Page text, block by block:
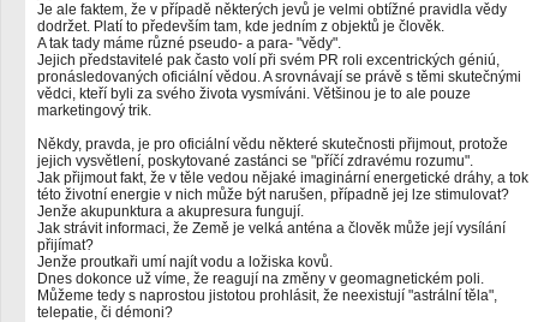
Je ale faktem, že v případě některých jevů je velmi obtížné pravidla vědy
dodržet. Platí to především tam, kde jedním z objektů je člověk.
A tak tady máme různé pseudo- a para- "vědy".
Jejich představitelé pak často volí při svém PR roli excentrických géniú,
pronásledovaných oficiální vědou. A srovnávají se právě s těmi skutečnými
vědci, kteří byli za svého života vysmíváni. Většinou je to ale pouze
marketingový trik.
Někdy, pravda, je pro oficiální vědu některé skutečnosti přijmout, protože
jejich vysvětlení, poskytované zastánci se "příčí zdravému rozumu".
Jak přijmout fakt, že v těle vedou nějaké imaginární energetické dráhy, a tok
této životní energie v nich může být narušen, případně jej lze stimulovat?
Jenže akupunktura a akupresura fungují.
Jak strávit informaci, že Země je velká anténa a člověk může její vysílání
přijímat?
Jenže proutkaři umí najít vodu a ložiska kovů.
Dnes dokonce už víme, že reagují na změny v geomagnetickém poli.
Můžeme tedy s naprostou jistotou prohlásit, že neexistují "astrální těla",
telepatie, či démoni?